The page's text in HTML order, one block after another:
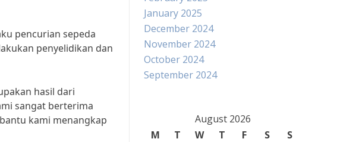
pencurian sepeda
penyelidikan dan
hasil dari
sangat berterima
kami menangkap
January 2025
December 2024
November 2024
October 2024
September 2024
August 2026
M
T W T F S
S